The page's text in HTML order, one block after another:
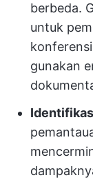
berbeda.
untuk
gunakan